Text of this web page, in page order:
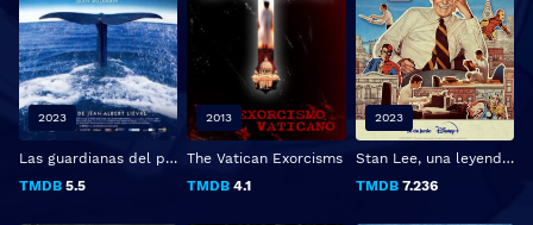
Las guardianas del planeta
TMDB 5.5
2023
The Vatican Exorcisms
TMDB 4.1
2013
Stan Lee, una leyenda centenaria
TMDB7.236
2023